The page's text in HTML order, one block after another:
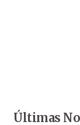
Últimas